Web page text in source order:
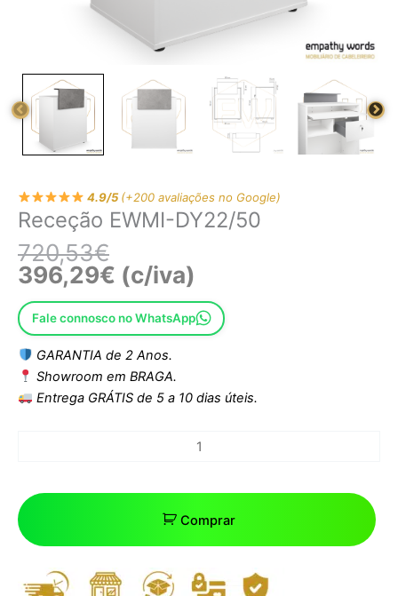
4.9/5(+200 avaliações no Google)
Receção EWMI-DY22/50
720,53€
396,29€ (c/iva)
Fale connosco no WhatsApp
GARANTIA de 2 Anos.
Showroom em BRAGA.
Entrega GRÁTIS de 5 a 10 dias úteis.
Comprar